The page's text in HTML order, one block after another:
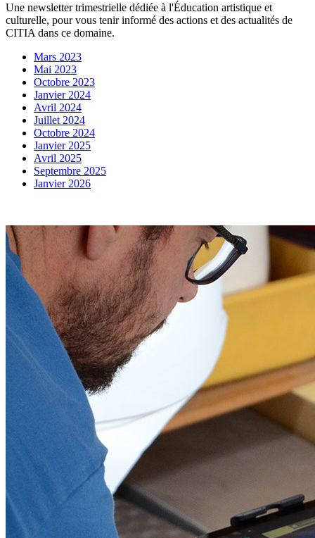
Une newsletter trimestrielle dédiée à l'Éducation artistique et
culturelle, pour vous tenir informé des actions et des actualités de
CITIA dans ce domaine.
Mars 2023
Mai 2023
Octobre 2023
Janvier 2024
Avril 2024
Juillet 2024
Octobre 2024
Janvier 2025
Avril 2025
Septembre 2025
Janvier 2026